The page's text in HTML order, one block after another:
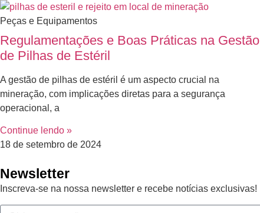
Peças e Equipamentos
Regulamentações e Boas Práticas na Gestão
de Pilhas de Estéril
A gestão de pilhas de estéril é um aspecto crucial na
mineração, com implicações diretas para a segurança
operacional, a
Continue lendo »
18 de setembro de 2024
Newsletter
Inscreva-se na nossa newsletter e recebe notícias exclusivas!